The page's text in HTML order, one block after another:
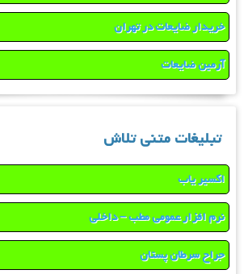
خریدار ضایعات در تهران
آرمین ضایعات
تبلیغات متنی تلاش
اکسیر یاب
نرم افزار عمومی مطب – داخلی
جراح سرطان پستان